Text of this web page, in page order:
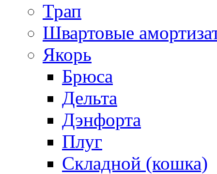
Трап
Швартовые
Якорь
Брюса
Дельта
Дэнфорта
Плуг
Складной (кошка)